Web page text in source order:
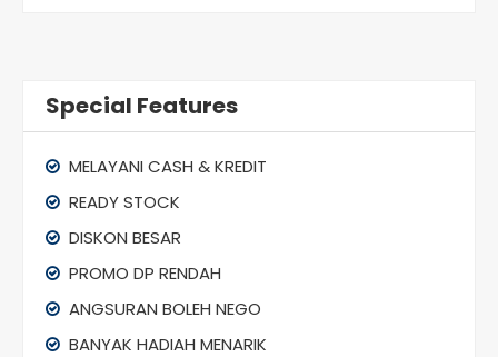
Special Features
MELAYANI CASH & KREDIT
READY STOCK
DISKON BESAR
PROMO DP RENDAH
ANGSURAN BOLEH NEGO
BANYAK HADIAH MENARIK